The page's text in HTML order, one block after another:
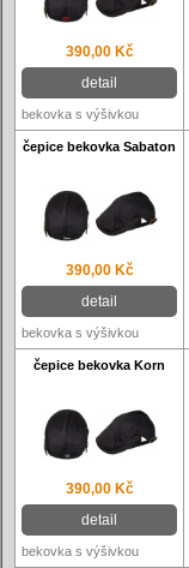
390,00 Kč
detail
bekovka s výšivkou
čepice bekovka Sabaton
390,00 Kč
detail
bekovka s výšivkou
čepice bekovka Korn
390,00 Kč
detail
bekovka s výšivkou